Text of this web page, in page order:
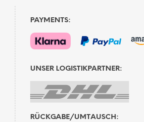
PAYMENTS:
UNSER LOGISTIKPARTNER:
RÜCKGABE/UMTAUSCH: